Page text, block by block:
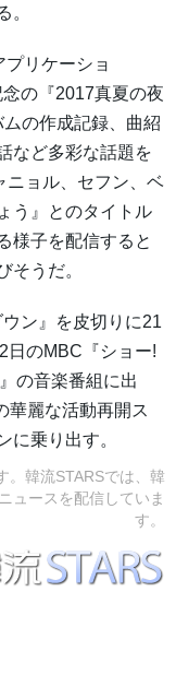
。
リケーショ
の『2017真夏の夜
の作成記録、曲紹
など多彩な話題を
ニョル、セフン、ベ
う』とのタイトル
様子を配信すると
そうだ。
ン』を皮切りに21
日のMBC『ショー!
の音楽番組に出
華麗な活動再開ス
に乗り出す。
。韓流STARSでは、韓
ュースを配信していま
す。